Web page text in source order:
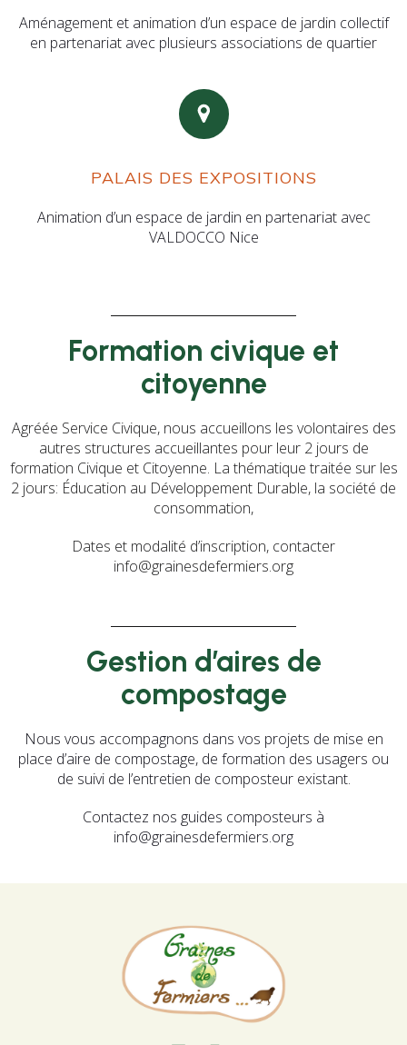
Aménagement et animation d’un espace de jardin collectif
en partenariat avec plusieurs associations de quartier
PALAIS DES EXPOSITIONS
Animation d’un espace de jardin en partenariat avec
VALDOCCO Nice
Formation civique et
citoyenne
Agréée Service Civique, nous accueillons les volontaires des
autres structures accueillantes pour leur 2 jours de
formation Civique et Citoyenne. La thématique traitée sur les
2 jours: Éducation au Développement Durable, la société de
consommation,
Dates et modalité d’inscription, contacter
info@grainesdefermiers.org
Gestion d’aires de
compostage
Nous vous accompagnons dans vos projets de mise en
place d’aire de compostage, de formation des usagers ou
de suivi de l’entretien de composteur existant.
Contactez nos guides composteurs à
info@grainesdefermiers.org